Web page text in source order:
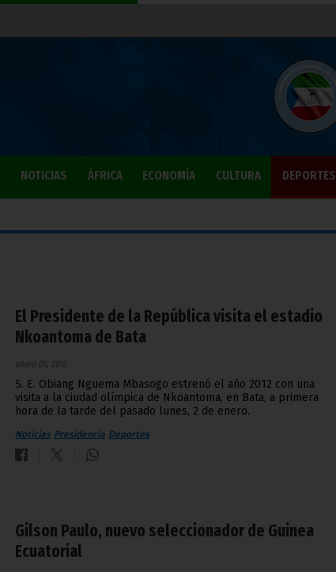
NOTICIAS ÁFRICA ECONOMÍA CULTURA DEPORTES
El Presidente de la República visita el estadio
Nkoantoma de Bata
enero 05, 2012
S. E. Obiang Nguema Mbasogo estrenó el año 2012 con una
visita a la ciudad olímpica de Nkoantoma, en Bata, a primera
hora de la tarde del pasado lunes, 2 de enero.
Noticias Presidencia Deportes
Gilson Paulo, nuevo seleccionador de Guinea
Ecuatorial